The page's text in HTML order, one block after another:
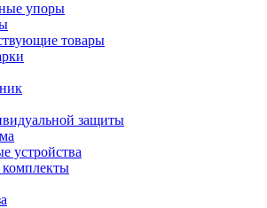
упоры
товары
защиты
устройства